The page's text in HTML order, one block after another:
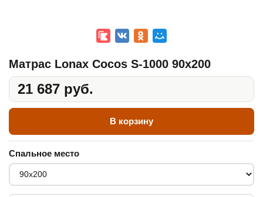
Матрас Lonax Cocos S-1000 90x200
21 687 руб.
В корзину
Спальное место